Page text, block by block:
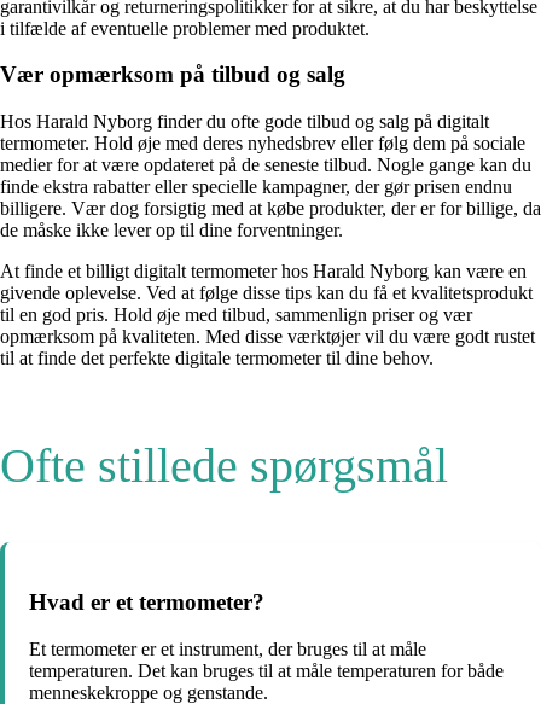
garantivilkår og returneringspolitikker for at sikre, at du har beskyttelse
i tilfælde af eventuelle problemer med produktet.
Vær opmærksom på tilbud og salg
Hos Harald Nyborg finder du ofte gode tilbud og salg på digitalt
termometer. Hold øje med deres nyhedsbrev eller følg dem på sociale
medier for at være opdateret på de seneste tilbud. Nogle gange kan du
finde ekstra rabatter eller specielle kampagner, der gør prisen endnu
billigere. Vær dog forsigtig med at købe produkter, der er for billige, da
de måske ikke lever op til dine forventninger.
At finde et billigt digitalt termometer hos Harald Nyborg kan være en
givende oplevelse. Ved at følge disse tips kan du få et kvalitetsprodukt
til en god pris. Hold øje med tilbud, sammenlign priser og vær
opmærksom på kvaliteten. Med disse værktøjer vil du være godt rustet
til at finde det perfekte digitale termometer til dine behov.
Ofte stillede spørgsmål
Hvad er et termometer?
Et termometer er et instrument, der bruges til at måle
temperaturen. Det kan bruges til at måle temperaturen for både
menneskekroppe og genstande.